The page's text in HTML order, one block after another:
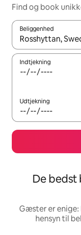
Find og book
Beliggenhed
Når resultaterne
Indtjekning
Udtjekning
De bedst
Gæster er
hensyn til